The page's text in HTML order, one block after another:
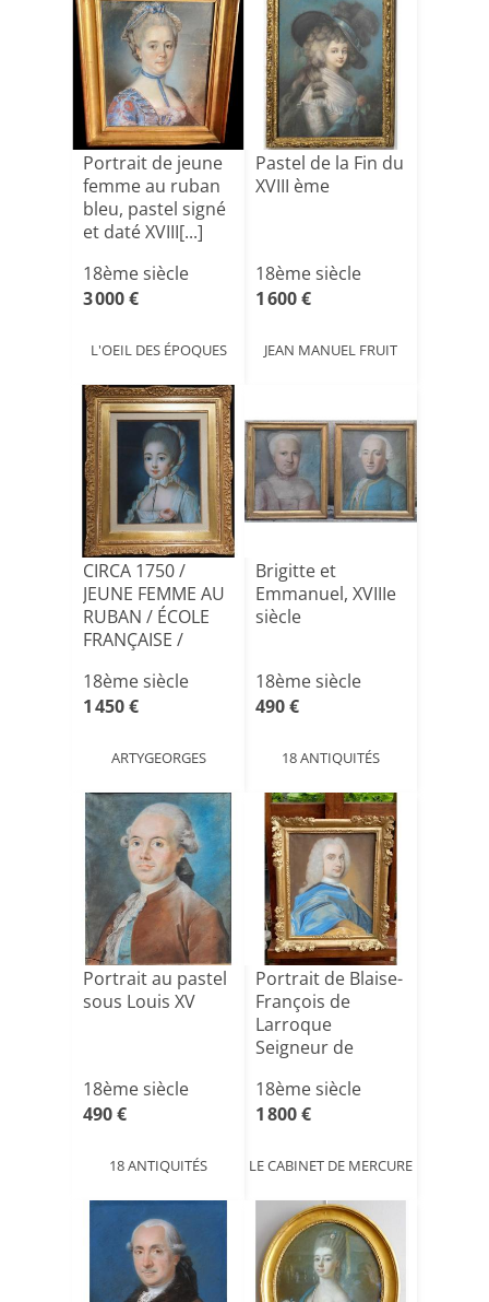
Portrait de jeune
femme au ruban
bleu, pastel signé
et daté XVIII[...]
18ème siècle
3 000 €
L'OEIL DES ÉPOQUES
Pastel de la Fin du
XVIII ème
18ème siècle
1 600 €
JEAN MANUEL FRUIT
CIRCA 1750 /
JEUNE FEMME AU
RUBAN / ÉCOLE
FRANÇAISE /
18ème siècle
1 450 €
ARTYGEORGES
Brigitte et
Emmanuel, XVIIIe
siècle
18ème siècle
490 €
18 ANTIQUITÉS
Portrait au pastel
sous Louis XV
18ème siècle
490 €
18 ANTIQUITÉS
Portrait de Blaise-
François de
Larroque
Seigneur de
18ème siècle
1 800 €
LE CABINET DE MERCURE